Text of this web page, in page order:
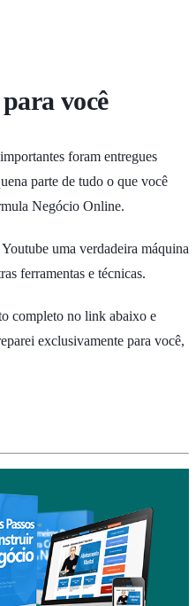
você
foram entregues
parte de tudo o que você
Negócio Online.
uma verdadeira máquina
ferramentas e técnicas.
completo no link abaixo e
exclusivamente para você,